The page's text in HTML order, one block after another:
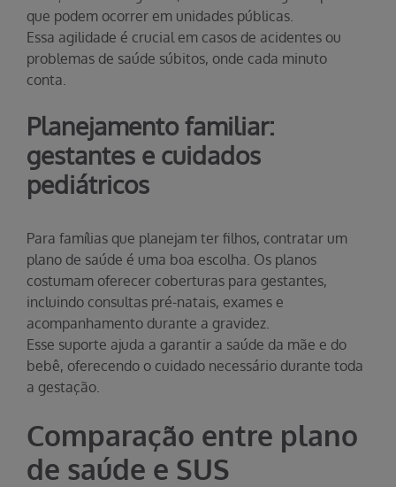
que podem ocorrer em unidades públicas.
Essa agilidade é crucial em casos de acidentes ou
problemas de saúde súbitos, onde cada minuto
conta.
Planejamento familiar:
gestantes e cuidados
pediátricos
Para famílias que planejam ter filhos, contratar um
plano de saúde é uma boa escolha. Os planos
costumam oferecer coberturas para gestantes,
incluindo consultas pré-natais, exames e
acompanhamento durante a gravidez.
Esse suporte ajuda a garantir a saúde da mãe e do
bebê, oferecendo o cuidado necessário durante toda
a gestação.
Comparação entre plano
de saúde e SUS